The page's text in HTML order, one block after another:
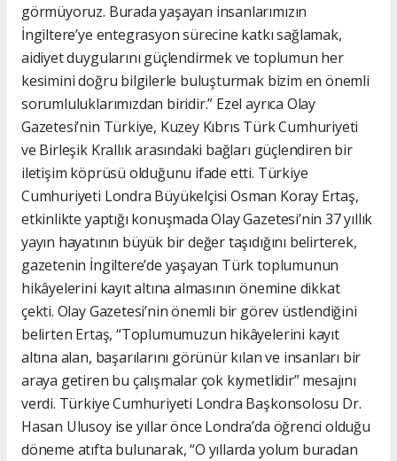
görmüyoruz. Burada yaşayan insanlarımızın
İngiltere’ye entegrasyon sürecine katkı sağlamak,
aidiyet duygularını güçlendirmek ve toplumun her
kesimini doğru bilgilerle buluşturmak bizim en önemli
sorumluluklarımızdan biridir.” Ezel ayrıca Olay
Gazetesi’nin Türkiye, Kuzey Kıbrıs Türk Cumhuriyeti
ve Birleşik Krallık arasındaki bağları güçlendiren bir
iletişim köprüsü olduğunu ifade etti. Türkiye
Cumhuriyeti Londra Büyükelçisi Osman Koray Ertaş,
etkinlikte yaptığı konuşmada Olay Gazetesi’nin 37 yıllık
yayın hayatının büyük bir değer taşıdığını belirterek,
gazetenin İngiltere’de yaşayan Türk toplumunun
hikâyelerini kayıt altına almasının önemine dikkat
çekti. Olay Gazetesi’nin önemli bir görev üstlendiğini
belirten Ertaş, “Toplumumuzun hikâyelerini kayıt
altına alan, başarılarını görünür kılan ve insanları bir
araya getiren bu çalışmalar çok kıymetlidir” mesajını
verdi. Türkiye Cumhuriyeti Londra Başkonsolosu Dr.
Hasan Ulusoy ise yıllar önce Londra’da öğrenci olduğu
döneme atıfta bulunarak, “O yıllarda yolum buradan